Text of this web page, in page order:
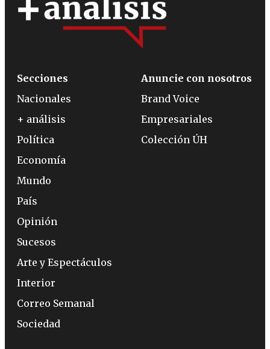
Secciones
Nacionales
+ análisis
Política
Economía
Mundo
País
Opinión
Sucesos
Arte y Espectáculos
Interior
Correo Semanal
Sociedad
Anuncie con nosotros
Brand Voice
Empresariales
Colección ÚH